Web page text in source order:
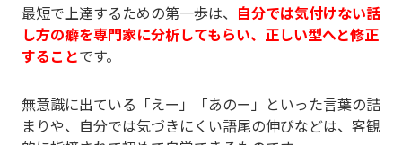
最短で上達するための第一歩は、 自分では気付けない話
し方の癖を専門家に分析してもらい、正しい型へと修正
することです。
無意識に出ている「えー」「あのー」といった言葉の詰
まりや、自分では気づきにくい語尾の伸びなどは、客観